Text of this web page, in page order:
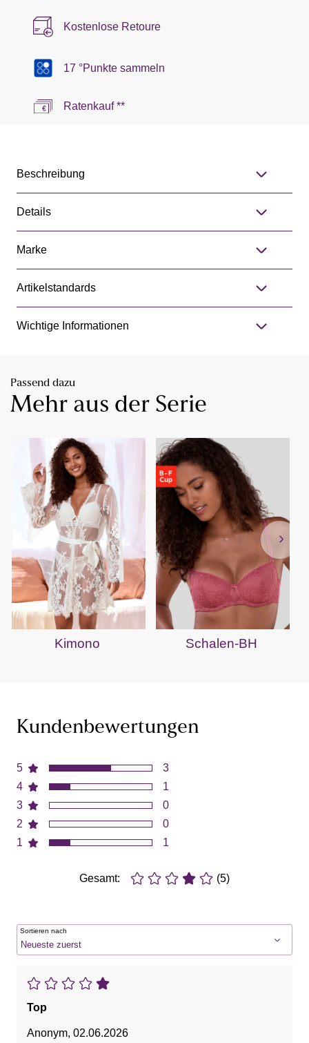
Kostenlose Retoure
17 °Punkte sammeln
Ratenkauf **
Beschreibung
Details
Marke
Artikelstandards
Wichtige Informationen
Passend dazu
Mehr aus der Serie
Kimono Schalen-BH
Kundenbewertungen
5
4
3
2
1
3
1
0
0
1
Gesamt: (5)
Sortieren nach
Top
Anonym, 02.06.2026